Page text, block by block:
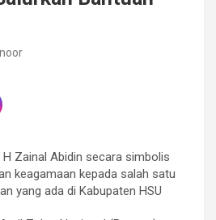
H Zainal Abidin secara simbolis
keagamaan kepada salah satu
yang ada di Kabupaten HSU